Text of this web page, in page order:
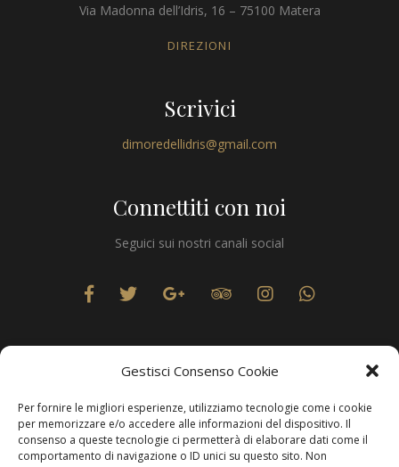
Gestisci Consenso Cookie
Per fornire le migliori esperienze, utilizziamo tecnologie come i cookie
per memorizzare e/o accedere alle informazioni del dispositivo. Il
consenso a queste tecnologie ci permetterà di elaborare dati come il
comportamento di navigazione o ID unici su questo sito. Non
Via Madonna dell’Idris, 16 – 75100 Matera
DIREZIONI
Scrivici
dimoredellidris@gmail.com
Connettiti con noi
Seguici sui nostri canali social
Privacy